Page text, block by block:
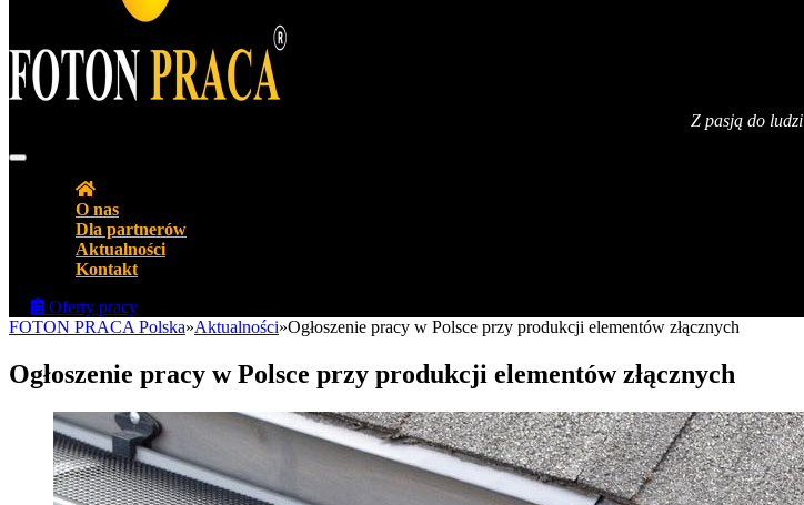
Z pasją do ludzi
O nas
Dla partnerów
Aktualności
Kontakt
Oferty pracy
FOTON PRACA Polska»Aktualności»Ogłoszenie pracy w Polsce przy produkcji elementów złącznych
Ogłoszenie pracy w Polsce przy produkcji elementów złącznych